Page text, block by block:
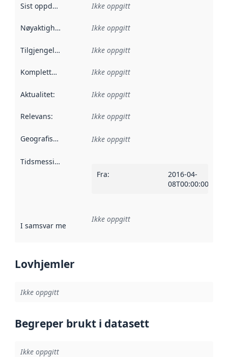
Sist oppdatert Ikke oppgitt
Nøyaktighet Ikke oppgitt
Tilgjengelighet Ikke oppgitt
Kompletthet Ikke oppgitt
Aktualitet: Ikke oppgitt
Relevans: Ikke oppgitt
Geografisk avgrensning :
Ikke oppgitt
Tidsmessig avgrensning
Fra:
2016-04-
08T00:00:00Z
I samsvar med Referanse til en implementasjonsregel
Ikke oppgitt
Lovhjemler
Ikke oppgitt
Begreper brukt i datasett
Ikke oppgitt